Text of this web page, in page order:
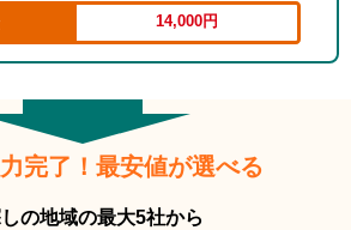
14,000円
完了！最安値が選べる
の地域の最大5社から